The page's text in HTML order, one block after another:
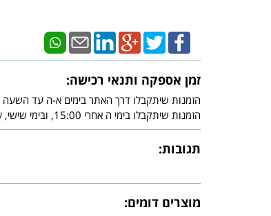
זמן אספקה ותנאי רכישה:
הזמנות שיתקבלו דרך האתר בימים א-ה עד השעה 15:00 יסופקו עד - 3 ימי עסקים מיום אישור חברת האשראי.
הזמנות שיתקבלו בימי ה אחרי 15:00, ובימי שישי, ערבי חג וחג, יסופקו עד - 3 ימי עסקים שלאחר צאת השבת ו/או צאת החג ובכפוף לאישור חברת האשראי.
תגובות:
מוצרים דומים: